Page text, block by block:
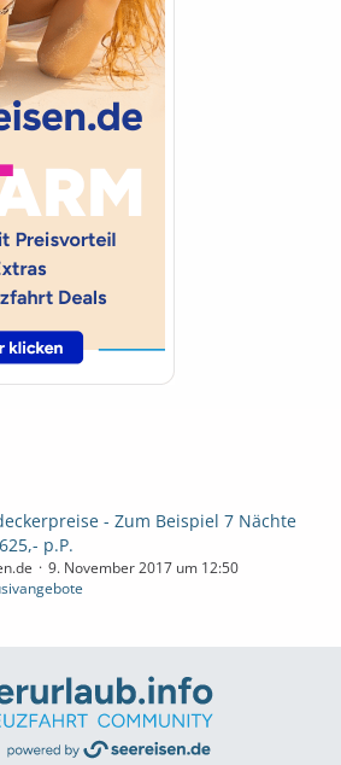
- Zum Beispiel 7 Nächte
p.P.
9. November 2017 um 12:50